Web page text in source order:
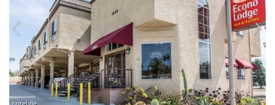
hotel.de